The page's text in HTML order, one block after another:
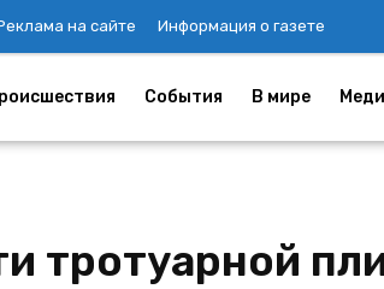
на сайте Информация о газете
События В мире
тротуарной